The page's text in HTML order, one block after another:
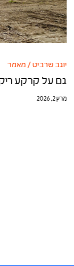
יוגב שרביט / מאמר
גם על קרקע
מרץ 2, 2026